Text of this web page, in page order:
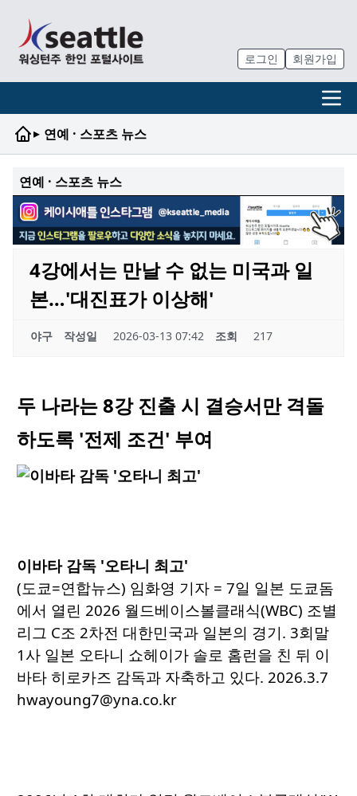
로그인 회원가입
▸ 연예 · 스포츠 뉴스
연예 · 스포츠 뉴스
4강에서는 만날 수 없는 미국과 일
본…'대진표가 이상해'
야구 작성일 2026-03-13 07:42 조회 217
두 나라는 8강 진출 시 결승서만 격돌
하도록 '전제 조건' 부여
이바타 감독 '오타니 최고'
(도쿄=연합뉴스) 임화영 기자 = 7일 일본 도쿄돔
에서 열린 2026 월드베이스볼클래식(WBC) 조별
리그 C조 2차전 대한민국과 일본의 경기. 3회말
1사 일본 오타니 쇼헤이가 솔로 홈런을 친 뒤 이
바타 히로카즈 감독과 자축하고 있다. 2026.3.7
hwayoung7@yna.co.kr